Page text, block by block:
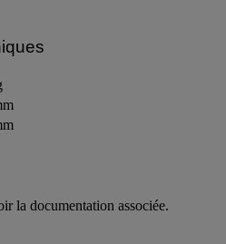
la documentation associée.